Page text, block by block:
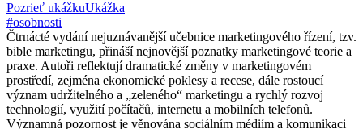
Pozrieť ukážkuUkážka
#osobnosti
Čtrnácté vydání nejuznávanější učebnice marketingového řízení, tzv.
bible marketingu, přináší nejnovější poznatky marketingové teorie a
praxe. Autoři reflektují dramatické změny v marketingovém
prostředí, zejména ekonomické poklesy a recese, dále rostoucí
význam udržitelného a „zeleného“ marketingu a rychlý rozvoj
technologií, využití počítačů, internetu a mobilních telefonů.
Významná pozornost je věnována sociálním médiím a komunikaci